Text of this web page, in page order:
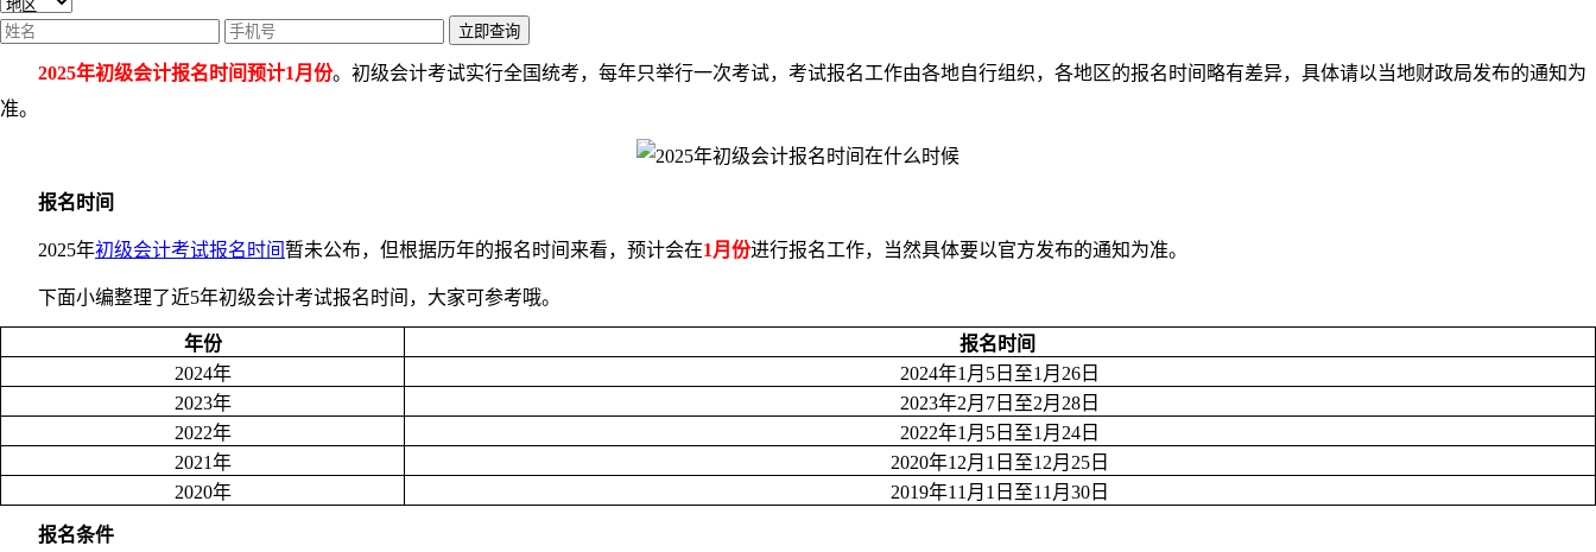
立即查询
2025年初级会计报名时间预计1月份。初级会计考试实行全国统考，每年只举行一次考试，考试报名工作由各地自行组织，各地区的报名时间略有差异，具体请以当地财政局发布的通知为
准。
报名时间
2025年初级会计考试报名时间 暂未公布，但根据历年的报名时间来看，预计会在1月份进行报名工作，当然具体要以官方发布的通知为准。
下面小编整理了近5年初级会计考试报名时间，大家可参考哦。
年份
报名时间
2024年
2024年1月5日至1月26日
2023年
2023年2月7日至2月28日
2022年
2022年1月5日至1月24日
2021年
2020年12月1日至12月25日
2020年
2019年11月1日至11月30日
报名条件